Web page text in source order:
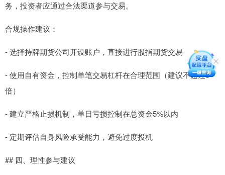
务，投资者应通过合法渠道参与交易。
合规操作建议：
- 选择持牌期货公司开设账户，直接进行股指期货交易
- 使用自有资金，控制单笔交易杠杆在合理范围（建议不超过3
倍）
- 建立严格止损机制，单日亏损控制在总资金5%以内
- 定期评估自身风险承受能力，避免过度投机
## 四、理性参与建议